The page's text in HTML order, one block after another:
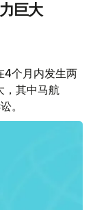
巨大
4个月内发生两
，其中马航
。